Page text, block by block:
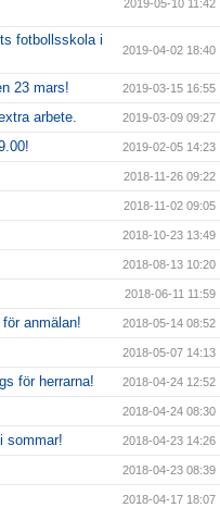
2019-05-10 11:42
fotbollsskola i
2019-04-02 18:40
23 mars! 2019-03-15 16:55
arbete. 2019-03-09 09:27
2019-02-05 14:23
2018-11-26 09:22
2018-11-02 09:05
2018-10-23 13:49
2018-08-13 10:20
2018-06-11 11:59
anmälan! 2018-05-14 08:52
2018-05-07 14:13
för herrarna! 2018-04-24 12:52
2018-04-24 08:30
sommar! 2018-04-23 14:26
2018-04-23 08:39
2018-04-17 18:07